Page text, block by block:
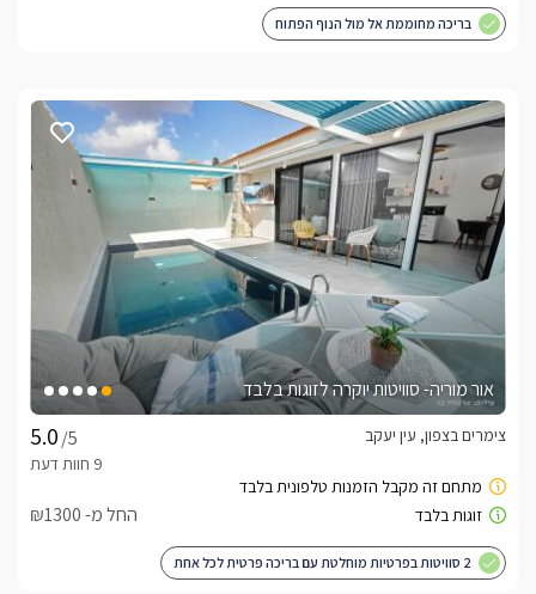
בריכה מחוממת אל מול הנוף הפתוח
אור מוריה- סוויטות יוקרה לזוגות בלבד
/5
צימרים בצפון, עין יעקב
החל מ- ₪1300
2 סוויטות בפרטיות מוחלטת עם בריכה פרטית לכל אחת